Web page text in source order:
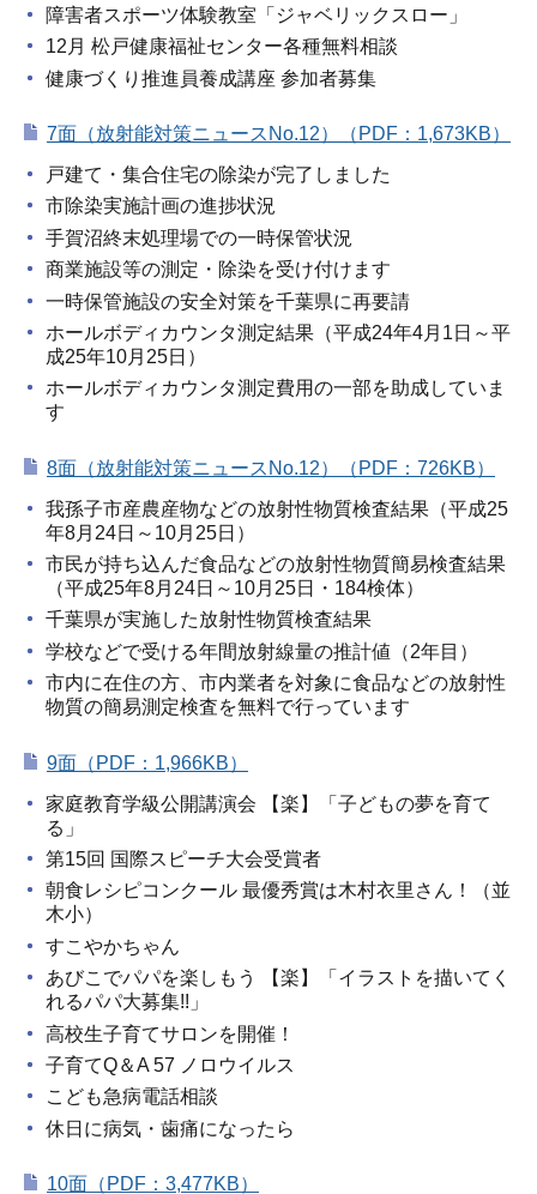
障害者スポーツ体験教室「ジャベリックスロー」
12月 松戸健康福祉センター各種無料相談
健康づくり推進員養成講座 参加者募集
7面（放射能対策ニュースNo.12）（PDF：1,673KB）
戸建て・集合住宅の除染が完了しました
市除染実施計画の進捗状況
手賀沼終末処理場での一時保管状況
商業施設等の測定・除染を受け付けます
一時保管施設の安全対策を千葉県に再要請
ホールボディカウンタ測定結果（平成24年4月1日～平
成25年10月25日）
ホールボディカウンタ測定費用の一部を助成していま
す
8面（放射能対策ニュースNo.12）（PDF：726KB）
我孫子市産農産物などの放射性物質検査結果（平成25
年8月24日～10月25日）
市民が持ち込んだ食品などの放射性物質簡易検査結果
（平成25年8月24日～10月25日・184検体）
千葉県が実施した放射性物質検査結果
学校などで受ける年間放射線量の推計値（2年目）
市内に在住の方、市内業者を対象に食品などの放射性
物質の簡易測定検査を無料で行っています
9面（PDF：1,966KB）
家庭教育学級公開講演会 【楽】「子どもの夢を育て
る」
第15回 国際スピーチ大会受賞者
朝食レシピコンクール 最優秀賞は木村衣里さん！（並
木小）
すこやかちゃん
あびこでパパを楽しもう 【楽】「イラストを描いてく
れるパパ大募集!!」
高校生子育てサロンを開催！
子育てQ＆A 57 ノロウイルス
こども急病電話相談
休日に病気・歯痛になったら
10面（PDF：3,477KB）